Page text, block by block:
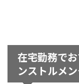
在宅勤務で
ンストルメ